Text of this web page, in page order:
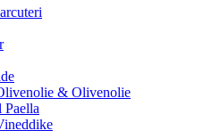
& Olivenolie
Paella